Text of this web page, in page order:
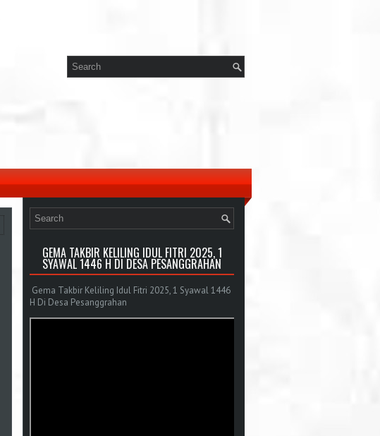
GEMA TAKBIR KELILING IDUL FITRI 2025, 1
SYAWAL 1446 H DI DESA PESANGGRAHAN
Gema Takbir Keliling Idul Fitri 2025, 1 Syawal 1446
H Di Desa Pesanggrahan